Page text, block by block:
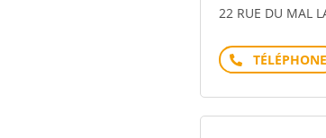
22 RUE DU MAL
Téléphone